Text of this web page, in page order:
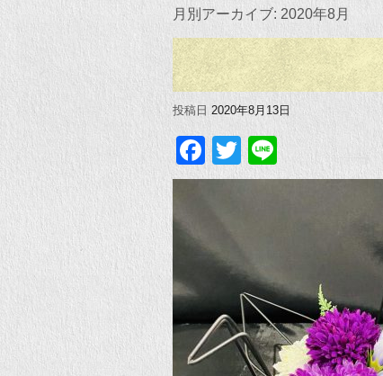
月別アーカイブ: 2020年8月
投稿日 2020年8月13日
Facebook
Twitter
Line